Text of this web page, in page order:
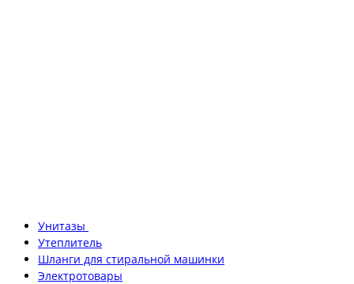
Унитазы
Утеплитель
Шланги для стиральной машинки
Электротовары